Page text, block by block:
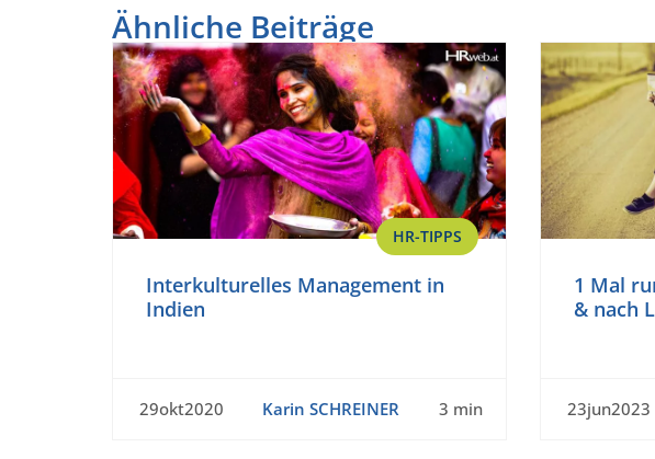
Ähnliche Beiträge
HR-TIPPS
Interkulturelles Management in
Indien
29okt2020 Karin SCHREINER 3 min
1 Mal
& nach
23jun2023